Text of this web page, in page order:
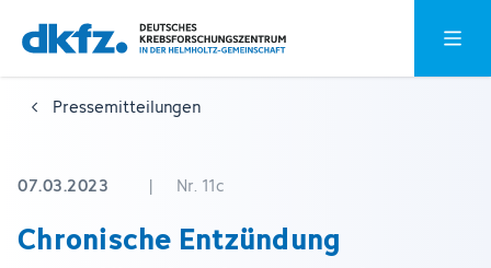
Zum
Hauptinhalt
springen
Zur
Fußzeile
springen
Pressemitteilungen
07.03.2023 | Nr. 11c
Chronische Entzündung